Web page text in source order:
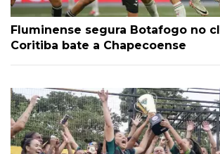
Fluminense segura Botafogo no
Coritiba bate a Chapecoense